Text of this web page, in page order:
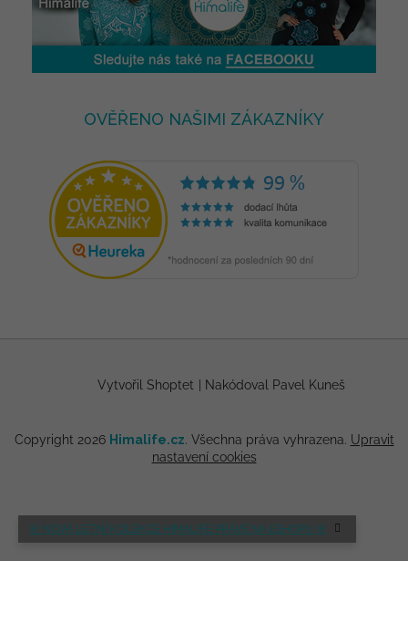
🌸 NOVÁ LETNÍ KOLEKCE HIMALIFE PRÁVĚ NA ESHOPU 🌸
OVĚŘENO NAŠIMI ZÁKAZNÍKY
Vytvořil Shoptet Nakódoval Pavel Kuneš
Copyright 2026 Himalife.cz. Všechna práva vyhrazena. Upravit
nastavení cookies